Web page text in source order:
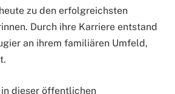
zu den erfolgreichsten
Durch ihre Karriere entstand
an ihrem familiären Umfeld,
dieser öffentlichen